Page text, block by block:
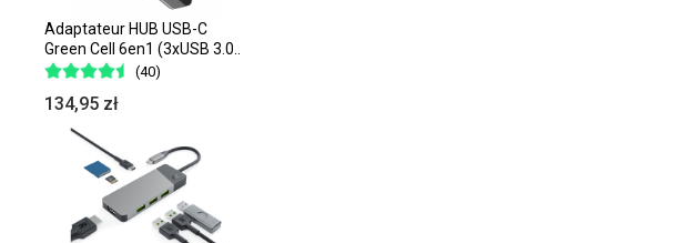
Adaptateur HUB USB-C
Green Cell 6en1 (3xUSB 3.0..
(40)
134,95 zł